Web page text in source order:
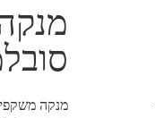
מנקה